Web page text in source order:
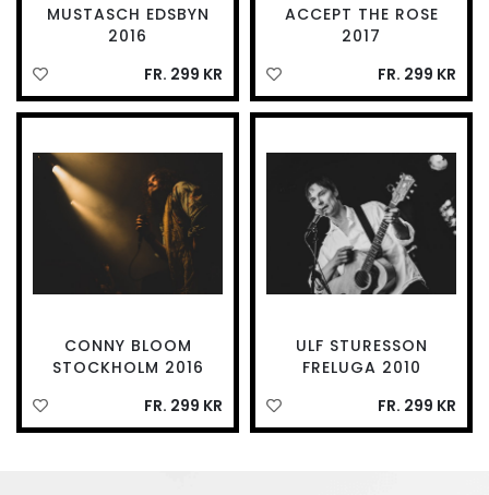
MUSTASCH EDSBYN
2016
FR. 299 KR
ACCEPT THE ROSE
2017
FR. 299 KR
CONNY BLOOM
STOCKHOLM 2016
FR. 299 KR
ULF STURESSON
FRELUGA 2010
FR. 299 KR